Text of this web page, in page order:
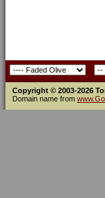
Copyright © 2003-2026
Domain name from